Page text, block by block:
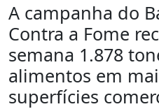
A campanha do
Contra a Fome
semana 1.878
alimentos em
superfícies